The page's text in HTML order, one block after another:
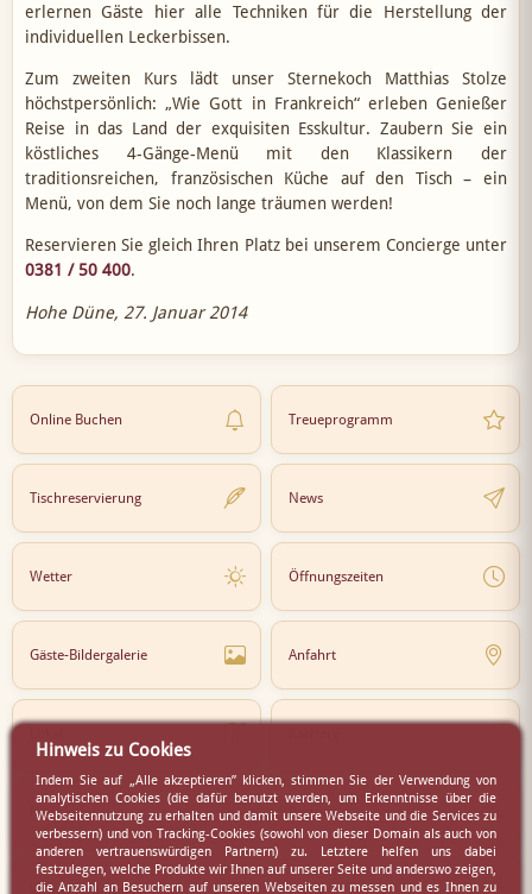
erlernen Gäste hier alle Techniken für die Herstellung der
individuellen Leckerbissen.
Zum zweiten Kurs lädt unser Sternekoch Matthias Stolze
höchstpersönlich: „Wie Gott in Frankreich“ erleben Genießer
Reise in das Land der exquisiten Esskultur. Zaubern Sie ein
köstliches 4-Gänge-Menü mit den Klassikern der
traditionsreichen, französischen Küche auf den Tisch – ein
Menü, von dem Sie noch lange träumen werden!
Reservieren Sie gleich Ihren Platz bei unserem Concierge unter
0381 / 50 400.
Hohe Düne, 27. Januar 2014
Online Buchen Treueprogramm
Tischreservierung News
Wetter Öffnungszeiten
Gäste-Bildergalerie Anfahrt
Newsletter Partner
Virtueller Rundgang Presse
Hinweis zu Cookies
Indem Sie auf „Alle akzeptieren” klicken, stimmen Sie der Verwendung von
analytischen Cookies (die dafür benutzt werden, um Erkenntnisse über die
Webseitennutzung zu erhalten und damit unsere Webseite und die Services zu
verbessern) und von Tracking-Cookies (sowohl von dieser Domain als auch von
anderen vertrauenswürdigen Partnern) zu. Letztere helfen uns dabei
festzulegen, welche Produkte wir Ihnen auf unserer Seite und anderswo zeigen,
die Anzahl an Besuchern auf unseren Webseiten zu messen und es Ihnen zu